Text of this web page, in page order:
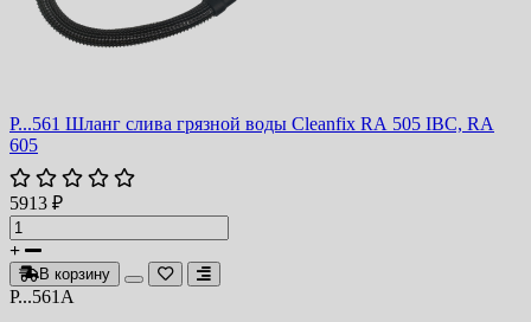
P...561 Шланг слива грязной воды Cleanfix RA 505 IBC, RA
605
5913 ₽
В корзину
P...561A